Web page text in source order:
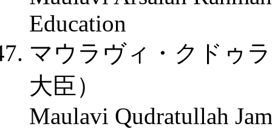
Education
マウラヴィ・クドゥ
大臣）
Maulavi Qudratullah